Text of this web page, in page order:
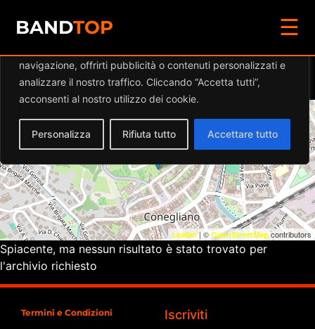
Diamo valore alla tua privacy
navigazione, offrirti pubblicità o contenuti personalizzati e
analizzare il nostro traffico. Cliccando “Accetta tutti”,
acconsenti al nostro utilizzo dei cookie.
Personalizza Rifiuta tutto Accettare tutto
BANDTOP
☰
Eventi aLZO brewery
+
Leaflet| © OpenStreetMapcontributors
Spiacente, ma nessun risultato è stato trovato per
l'archivio richiesto
Termini e Condizioni Iscriviti